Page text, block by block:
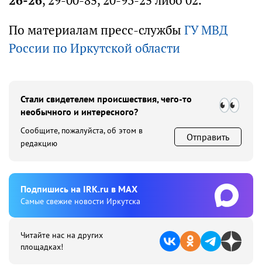
По материалам пресс-службы ГУ МВД
России по Иркутской области
Стали свидетелем происшествия, чего-то
необычного и интересного?
Сообщите, пожалуйста, об этом в
редакцию
Отправить
Подпишиcь на IRK.ru в MAX
Cамые свежие новости Иркутска
Читайте нас на других
площадках!